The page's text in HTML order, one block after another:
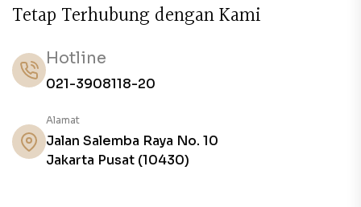
Tetap TerhubungdenganKami
Hotline
021-3908118-20
Alamat
Jalan Salemba Raya No. 10
Jakarta Pusat (10430)